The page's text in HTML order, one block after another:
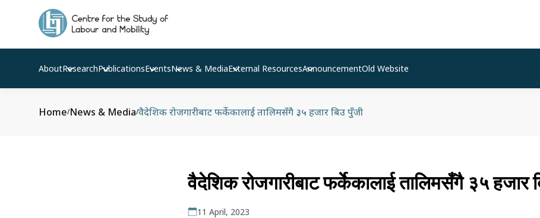
AboutResearchPublicationsEventsNews & MediaExternal ResourcesAnnouncementOld Website
Home/News & Media/वैदेशिक रोजगारीबाट फर्केकालाई तालिमसँगै ३५ हजार बिउ पुँजी
वैदेशिक रोजगारीबाट फर्केकालाई तालिमसँगै ३५ हजार
11 April, 2023